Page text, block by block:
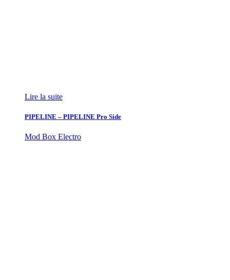
Lire la suite
PIPELINE – PIPELINE Pro Side
Mod Box Electro